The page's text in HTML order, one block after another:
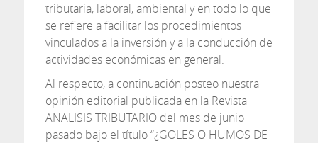
tributaria, laboral, ambiental y en todo lo que
se refiere a facilitar los procedimientos
vinculados a la inversión y a la conducción de
actividades económicas en general.
Al respecto, a continuación posteo nuestra
opinión editorial publicada en la Revista
ANALISIS TRIBUTARIO del mes de junio
pasado bajo el título “¿GOLES O HUMOS DE